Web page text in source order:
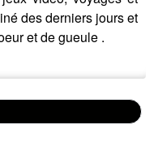
des derniers jours et
et de gueule .
chez nous #004: